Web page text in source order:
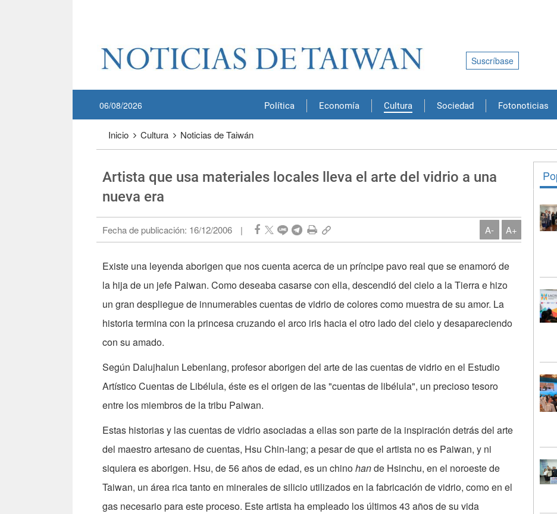
Política Economía Cultura Sociedad Fotonoticias
06/08/2026
Suscríbase
Inicio Cultura Noticias de Taiwán
Artista que usa materiales locales lleva el arte del vidrio a una
nueva era
Fecha de publicación: 16/12/2006 | A- A+
Existe una leyenda aborigen que nos cuenta acerca de un príncipe pavo real que se enamoró de
la hija de un jefe Paiwan. Como deseaba casarse con ella, descendió del cielo a la Tierra e hizo
un gran despliegue de innumerables cuentas de vidrio de colores como muestra de su amor. La
historia termina con la princesa cruzando el arco iris hacia el otro lado del cielo y desapareciendo
con su amado.
Según Dalujhalun Lebenlang, profesor aborigen del arte de las cuentas de vidrio en el Estudio
Artístico Cuentas de Libélula, éste es el origen de las "cuentas de libélula", un precioso tesoro
entre los miembros de la tribu Paiwan.
Estas historias y las cuentas de vidrio asociadas a ellas son parte de la inspiración detrás del arte
del maestro artesano de cuentas, Hsu Chin-lang; a pesar de que el artista no es Paiwan, y ni
siquiera es aborigen. Hsu, de 56 años de edad, es un chinohande Hsinchu, en el noroeste de
Taiwan, un área rica tanto en minerales de silicio utilizados en la fabricación de vidrio, como en el
gas necesario para este proceso. Este artista ha empleado los últimos 43 años de su vida